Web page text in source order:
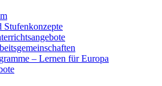
Stufenkonzepte
– Lernen für Europa